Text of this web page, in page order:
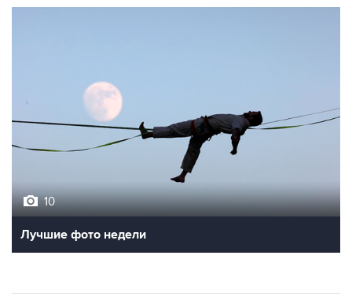
10
Лучшие фото недели